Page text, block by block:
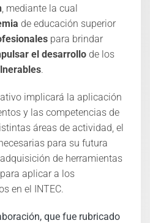
, mediante la cual
de educación superior
para brindar
el desarrollo de los
.
implicará la aplicación
y las competencias de
áreas de actividad, el
para su futura
de herramientas
aplicar a los
en el INTEC.
que fue rubricado